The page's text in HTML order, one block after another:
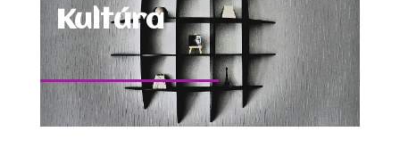
Kultúra